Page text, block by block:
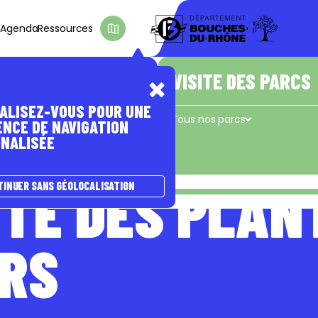
À ÊTRE ACCOMPAGNÉ(E)
Les coups de pouce du Département
Concors - Taulisson
VISITE DES PARCS
Tous nos parcs
AgendaRessources
DES
VOUS POUR UNE
DE NAVIGATION
SANS GÉOLOCALISATION